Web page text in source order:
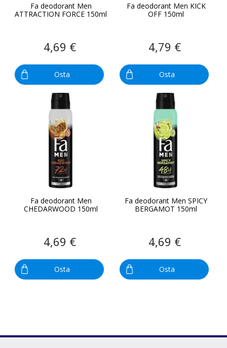
Fa deodorant Men
ATTRACTION FORCE 150ml
4,69 €
Osta
Fa deodorant Men KICK
OFF 150ml
4,79 €
Osta
Fa deodorant Men
CHEDARWOOD 150ml
4,69 €
Osta
Fa deodorant Men SPICY
BERGAMOT 150ml
4,69 €
Osta